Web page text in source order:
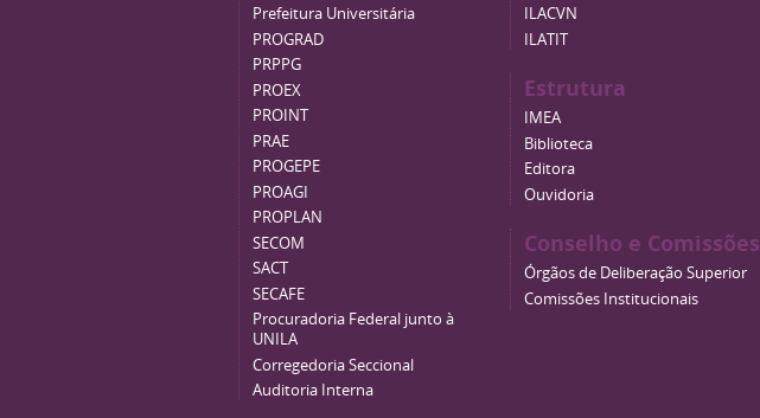
Prefeitura Universitária
PROGRAD
PRPPG
PROEX
PROINT
PRAE
PROGEPE
PROAGI
PROPLAN
SECOM
SACT
SECAFE
Procuradoria Federal junto à
UNILA
Corregedoria Seccional
Auditoria Interna
ILACVN
ILATIT
Estrutura
IMEA
Biblioteca
Editora
Ouvidoria
Conselho e Comissões
Órgãos de Deliberação Superior
Comissões Institucionais